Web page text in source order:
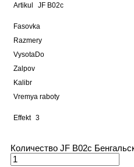
Artikul JF B02c
Fasovka
Razmery
VysotaDo
Zalpov
Kalibr
Vremya raboty
Effekt 3
Количество JF B02c